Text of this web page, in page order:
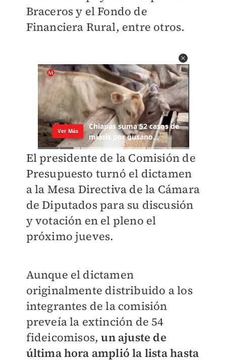
Braceros y el Fondo de
Financiera Rural, entre otros.
El presidente de la Comisión de
Presupuesto turnó el dictamen
a la Mesa Directiva de la Cámara
de Diputados para su discusión
y votación en el pleno el
próximo jueves.
Aunque el dictamen
originalmente distribuido a los
integrantes de la comisión
preveía la extinción de 54
fideicomisos, un ajuste de
última hora amplió la lista hasta